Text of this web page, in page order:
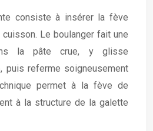
consiste à insérer la fève
Le boulanger fait une
la pâte crue, y glisse
puis referme soigneusement
permet à la fève de
à la structure de la galette